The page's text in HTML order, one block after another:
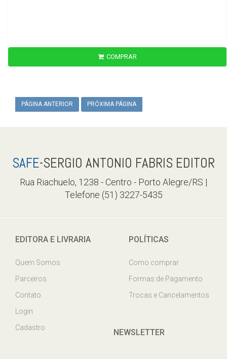
COMPRAR
PÁGINA ANTERIOR PRÓXIMA PÁGINA
SAFE-SERGIO ANTONIO FABRIS EDITOR
Rua Riachuelo, 1238 - Centro - Porto Alegre/RS |
Telefone (51) 3227-5435
EDITORA E LIVRARIA
Quem Somos
Parceiros
Contato
Login
Cadastro
POLÍTICAS
Como comprar
Formas de Pagamento
Trocas e Cancelamentos
NEWSLETTER